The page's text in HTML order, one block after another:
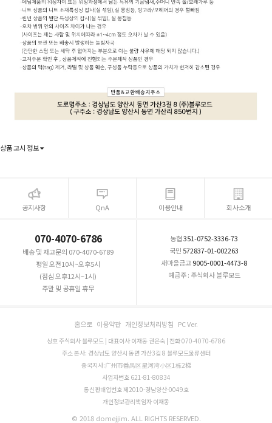
상품 고시 정보
공지사항 QnA 이용안내 회사소개
070-4070-6786
배송 및 재고문의 070-4070-6789
평일 오전10시~오후5시
(점심 오후12시~1시)
주말 및 공휴일 휴무
농협351-0752-3336-73
국민 572837-01-002263
새마을금고9005-0001-4473-8
예금주 : 주식회사 블루모드
홈으로 이용약관 개인정보처리방침 PC Ver.
상호 주식회사 블루모드 | 대표이사 이재동 권은숙 | 전화 070-4070-6786
주소 본사: 경상남도 양산시 동면 가산3길 8 블루모드물류센터
중국지사:广州市番禺区星河湾小区1栋2梯
사업자번호 621-81-80834
통신판매업번호 제2010-경남양산-0049호
개인정보관리책임자 이재동
© 2018 domejjim. ALL RIGHTS RESERVED.